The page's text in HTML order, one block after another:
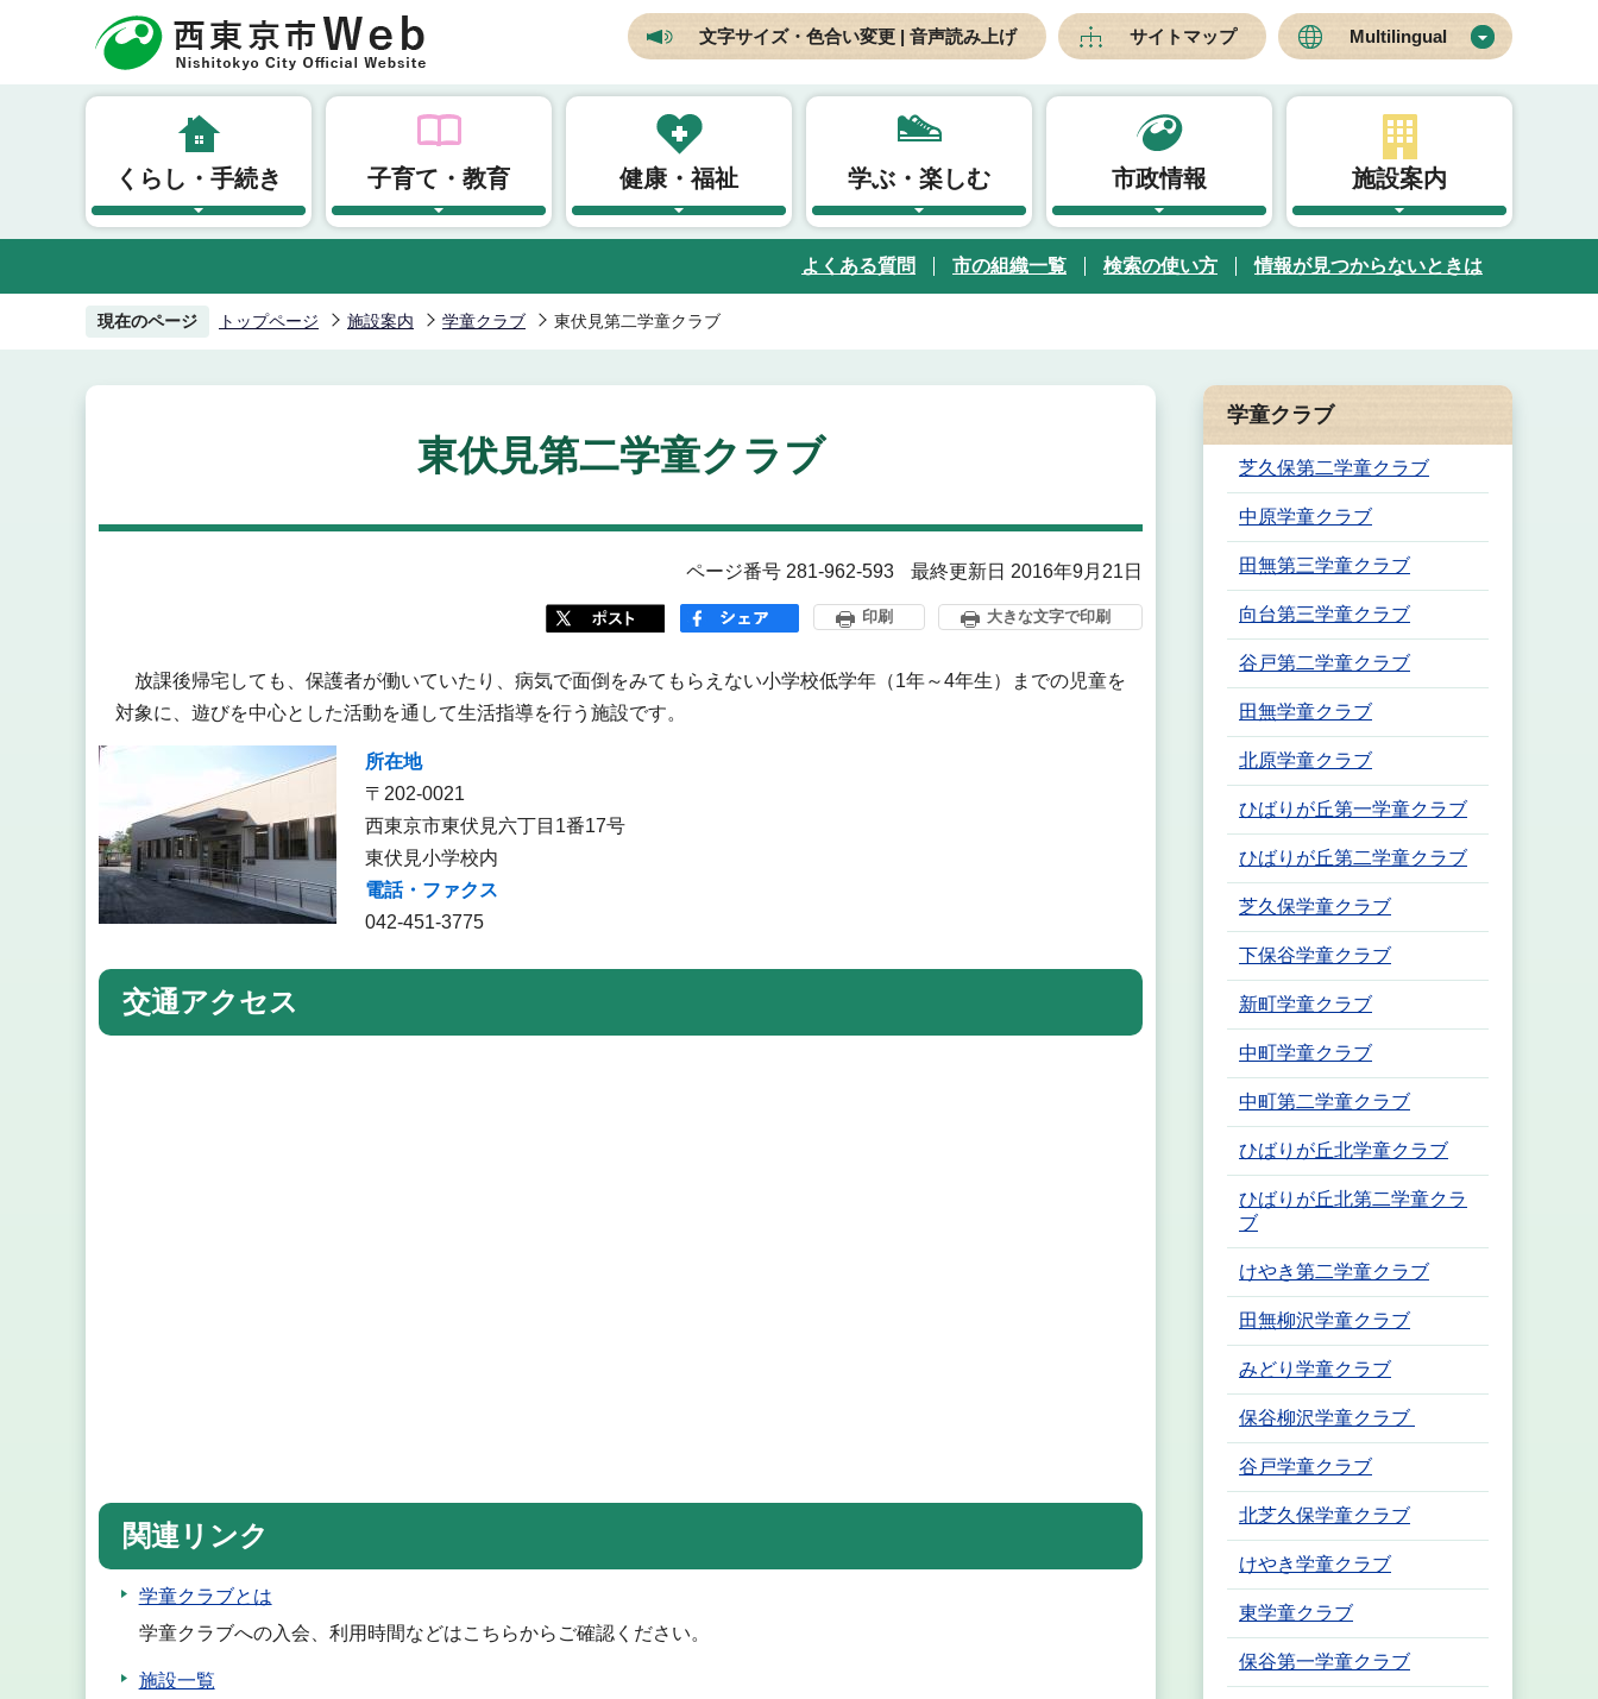
頭
文字サイズ・色合い変更 | 音声読み上げ サイトマップ Multilingual
くらし・手続き 子育て・教育 健康・福祉 学ぶ・楽しむ 市政情報 施設案内
よくある質問 市の組織一覧 検索の使い方 情報が見つからないときは
現在のページ トップページ 施設案内 学童クラブ 東伏見第二学童クラブ
東伏見第二学童クラブ
ページ番号 281-962-593 最終更新日 2016年9月21日
印刷 大きな文字で印刷
放課後帰宅しても、保護者が働いていたり、病気で面倒をみてもらえない小学校低学年（1年～4年生）までの児童を
対象に、遊びを中心とした活動を通して生活指導を行う施設です。
所在地
〒202-0021
西東京市東伏見六丁目1番17号
東伏見小学校内
電話・ファクス
042-451-3775
交通アクセス
関連リンク
学童クラブとは
学童クラブへの入会、利用時間などはこちらからご確認ください。
施設一覧
学童クラブ
芝久保第二学童クラブ
中原学童クラブ
田無第三学童クラブ
向台第三学童クラブ
谷戸第二学童クラブ
田無学童クラブ
北原学童クラブ
ひばりが丘第一学童クラブ
ひばりが丘第二学童クラブ
芝久保学童クラブ
下保谷学童クラブ
新町学童クラブ
中町学童クラブ
中町第二学童クラブ
ひばりが丘北学童クラブ
ひばりが丘北第二学童クラ
ブ
けやき第二学童クラブ
田無柳沢学童クラブ
みどり学童クラブ
保谷柳沢学童クラブ
谷戸学童クラブ
北芝久保学童クラブ
けやき学童クラブ
東学童クラブ
保谷第一学童クラブ